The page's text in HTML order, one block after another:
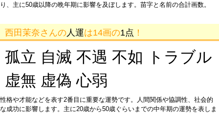
り、主に50歳以降の晩年期に影響を及ぼします。苗字と名前の合計画数。
西田茉奈さんの 人運は14画の1点 ！
孤立 自滅 不遇 不如 トラブル
虚無 虚偽 心弱
性格や才能などを表す2番目に重要な運勢です。人間関係や協調性、社会的
な成功に影響します。主に20歳から50歳ぐらいまでの中年期の運勢を表しま